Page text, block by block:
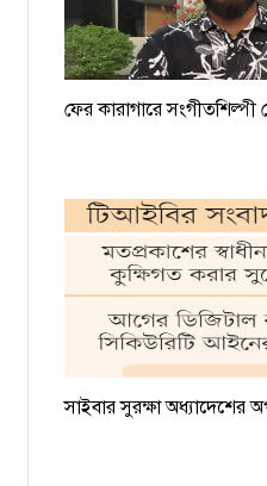
ফের কারাগারে সংগীতশিল্পী
সাইবার সুরক্ষা অধ্যাদেশের